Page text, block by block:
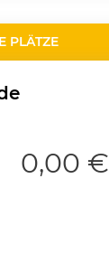
PLÄTZE
0,00 €